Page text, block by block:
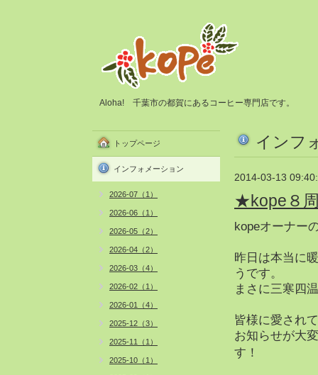
Aloha! 千葉市の都賀にあるコーヒー専門店です。
インフ
2014-03-13
★kope８
kopeオーナー
昨日は本当に
うです。
まさに三寒四
皆様に愛され
お知らせが大
す！
トップページ
インフォメーション
2026-07（1）
2026-06（1）
2026-05（2）
2026-04（2）
2026-03（4）
2026-02（1）
2026-01（4）
2025-12（3）
2025-11（1）
2025-10（1）